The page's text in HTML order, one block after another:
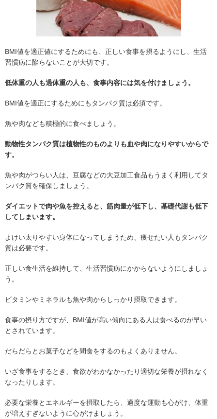
BMI値を適正値にするためにも、正しい食事を摂るようにし、生活
習慣病に陥らないことが大切です。
低体重の人も過体重の人も、食事内容には気を付けましょう。
BMI値を適正にするためにもタンパク質は必須です。
魚や肉なども積極的に食べましょう。
動物性タンパク質は植物性のものよりも血や肉になりやすいからで
す。
魚や肉がつらい人は、豆腐などの大豆加工食品もうまく利用してタ
ンパク質を確保しましょう。
ダイエットで肉や魚を控えると、筋肉量が低下し、基礎代謝も低下
してしまいます。
よけい太りやすい身体になってしまうため、痩せたい人もタンパク
質は必要です。
正しい食生活を維持して、生活習慣病にかからないようにしましょ
う。
ビタミンやミネラルも魚や肉からしっかり摂取できます。
食事の摂り方ですが、BMI値が高い傾向にある人は食べるのが早い
とされています。
だらだらとお菓子などを間食をするのもよくありません。
いざ食事をするとき、食欲がわかなかったり適切な栄養が摂れなく
なったりします。
必要な栄養とエネルギーを摂取したら、適度な運動も心がけ、体重
が増えすぎないように心がけましょう。